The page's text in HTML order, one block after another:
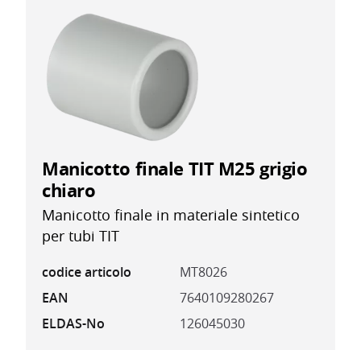
Manicotto finale TIT M25 grigio
chiaro
Manicotto finale in materiale sintetico
per tubi TIT
codice articolo
MT8026
EAN
7640109280267
ELDAS-No
126045030